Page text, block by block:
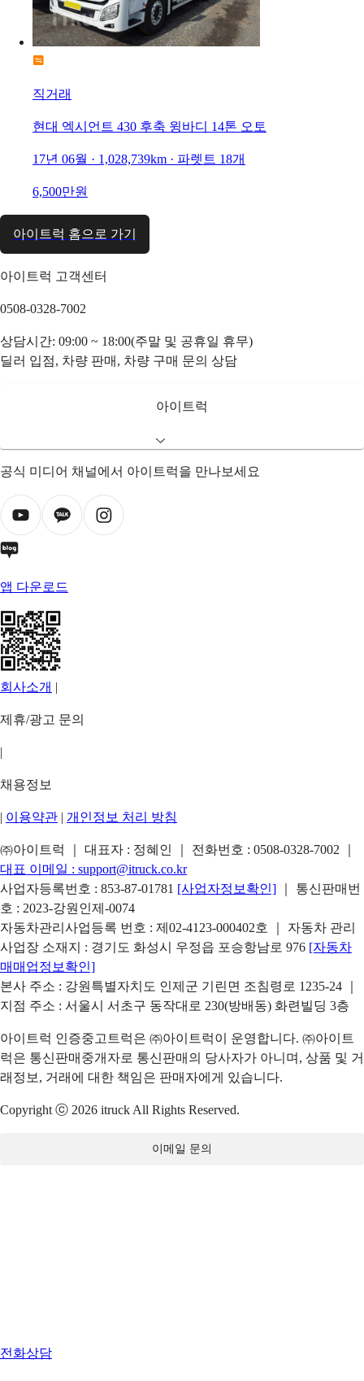
직거래
현대 엑시언트 430 후축 윙바디 14톤 오토
17년 06월 · 1,028,739km · 파렛트 18개
6,500만원
아이트럭 홈으로 가기
아이트럭 고객센터
0508-0328-7002
상담시간: 09:00 ~ 18:00(주말 및 공휴일 휴무)
딜러 입점, 차량 판매, 차량 구매 문의 상담
아이트럭
공식 미디어 채널에서 아이트럭을 만나보세요
앱 다운로드
회사소개 |
제휴/광고 문의
|
채용정보
| 이용약관 | 개인정보 처리 방침
㈜아이트럭 ｜ 대표자 : 정혜인 ｜ 전화번호 : 0508-0328-7002
대표 이메일 : support@itruck.co.kr
사업자등록번호 : 853-87-01781 [사업자정보확인]
｜ 통신판매번
호 : 2023-강원인제-0074
자동차관리사업등록 번호 : 제02-4123-000402호 ｜ 자동차 관리
사업장 소재지 : 경기도 화성시 우정읍 포승항남로 976 [자동차
매매업정보확인]
본사 주소 : 강원특별자치도 인제군 기린면 조침령로 1235-24 ｜
지점 주소 : 서울시 서초구 동작대로 230(방배동) 화련빌딩 3층
아이트럭 인증중고트럭은 ㈜아이트럭이 운영합니다. ㈜아이트
럭은 통신판매중개자로 통신판매의 당사자가 아니며, 상품 및 거
래정보, 거래에 대한 책임은 판매자에게 있습니다.
Copyright ⓒ 2026 itruck All Rights Reserved.
이메일 문의
전화상담